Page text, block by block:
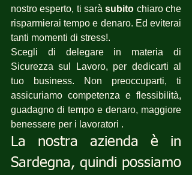
nostro esperto, ti sarà subito chiaro che
risparmierai tempo e denaro. Ed eviterai
tanti momenti di stress!.
Scegli di delegare in materia di
Sicurezza sul Lavoro, per dedicarti al
tuo business. Non preoccuparti, ti
assicuriamo competenza e flessibilità,
guadagno di tempo e denaro, maggiore
benessere per i lavoratori .
La nostra azienda è in
Sardegna, quindi possiamo